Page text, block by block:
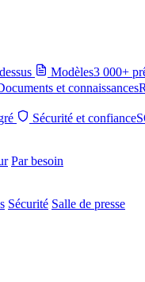
Modèles3 000+
et connaissances
Sécurité et confiance
Par besoin
Sécurité Salle de presse